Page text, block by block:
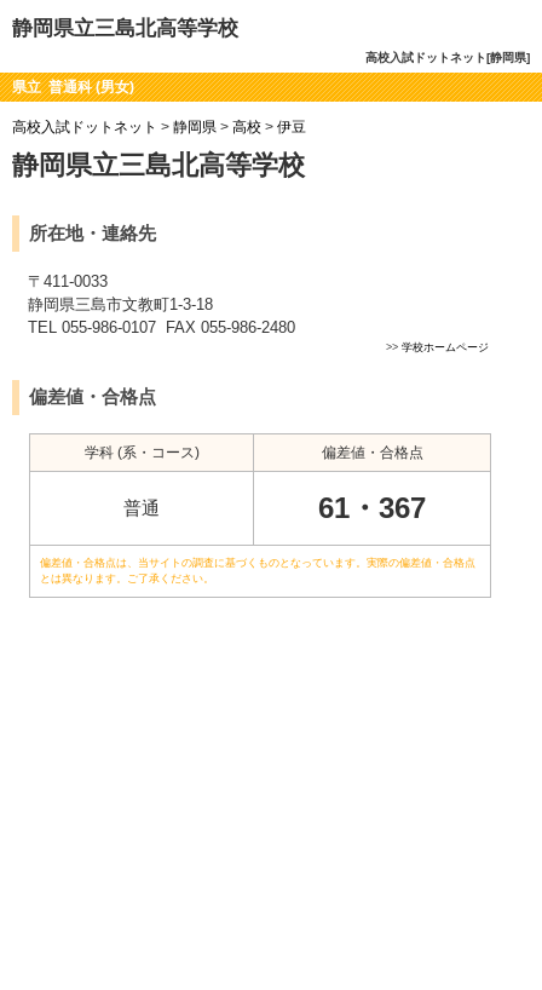
静岡県立三島北高等学校
高校入試ドットネット[静岡県]
県立 普通科 (男女)
高校入試ドットネット > 静岡県 > 高校 > 伊豆
静岡県立三島北高等学校
所在地・連絡先
〒411-0033
静岡県三島市文教町1-3-18
TEL 055-986-0107 FAX 055-986-2480
>>学校ホームページ
偏差値・合格点
学科 (系・コース) 偏差値・合格点
普通 61・367
偏差値・合格点は、当サイトの調査に基づくものとなっています。実際の偏差値・合格点
とは異なります。ご了承ください。